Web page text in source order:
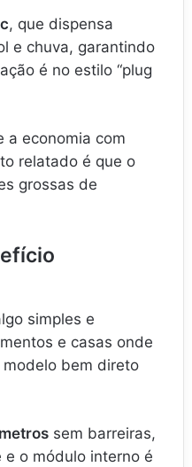
, que dispensa
e chuva, garantindo
é no estilo “plug
a economia com
relatado é que o
grossas de
simples e
e casas onde
bem direto
sem barreiras,
o módulo interno é